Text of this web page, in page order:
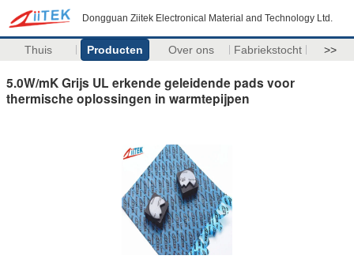
Dongguan Ziitek Electronical Material and Technology Ltd.
Thuis Producten Over ons Fabriekstocht >>
5.0W/mK Grijs UL erkende geleidende pads voor
thermische oplossingen in warmtepijpen